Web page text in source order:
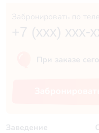
Забронировать по
+7 (xxx) xxx-
При заказе
Заведение